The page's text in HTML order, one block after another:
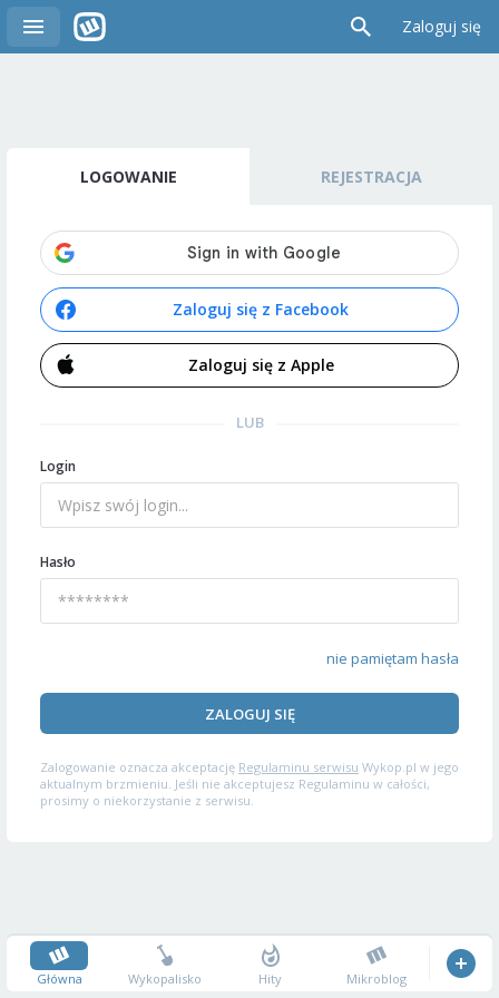
Zaloguj się
LOGOWANIE REJESTRACJA
Zaloguj się z Facebook
Zaloguj się z Apple
LUB
Login
Hasło
nie pamiętam hasła
ZALOGUJ SIĘ
Zalogowanie oznacza akceptację Regulaminu serwisu Wykop.pl w jego
aktualnym brzmieniu. Jeśli nie akceptujesz Regulaminu w całości,
prosimy o niekorzystanie z serwisu.
Główna Wykopalisko Hity Mikroblog